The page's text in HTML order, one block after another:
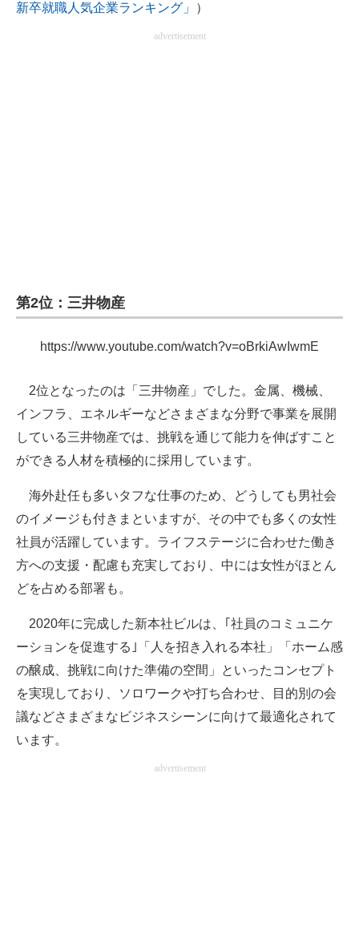
経営リーダーのコミュニティ
電子設計の基本と応用
エネルギーの専門メディア
ちょっと気になるネットの話題
新卒就職人気企業ランキング」
）
advertisement
第2位：三井物産
https://www.youtube.com/watch?v=oBrkiAwIwmE
2位となったのは「三井物産」でした。金属、機械、
インフラ、エネルギーなどさまざまな分野で事業を展開
している三井物産では、挑戦を通じて能力を伸ばすこと
ができる人材を積極的に採用しています。
海外赴任も多いタフな仕事のため、どうしても男社会
のイメージも付きまといますが、その中でも多くの女性
社員が活躍しています。ライフステージに合わせた働き
方への支援・配慮も充実しており、中には女性がほとん
どを占める部署も。
2020年に完成した新本社ビルは、｢社員のコミュニケ
ーションを促進する｣「人を招き入れる本社」「ホーム感
の醸成、挑戦に向けた準備の空間」といったコンセプト
を実現しており、ソロワークや打ち合わせ、目的別の会
議などさまざまなビジネスシーンに向けて最適化されて
います。
advertisement